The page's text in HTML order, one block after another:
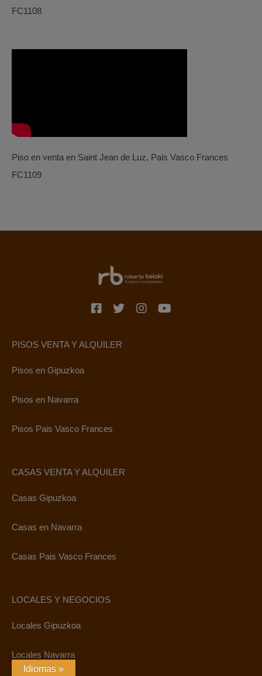
FC1108
Piso en venta en Saint Jean de Luz, Pais Vasco Frances
FC1109
PISOS VENTA Y ALQUILER
Pisos en Gipuzkoa
Pisos en Navarra
Pisos Pais Vasco Frances
CASAS VENTA Y ALQUILER
Casas Gipuzkoa
Casas en Navarra
Casas Pais Vasco Frances
LOCALES Y NEGOCIOS
Locales Gipuzkoa
Locales Navarra
Idiomas »